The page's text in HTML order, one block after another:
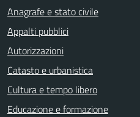
Anagrafe e stato civile
Appalti pubblici
Autorizzazioni
Catasto e urbanistica
Cultura e tempo libero
Educazione e formazione